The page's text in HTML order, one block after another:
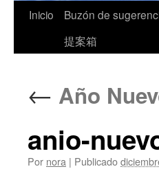
Inicio
Buzón de
提案箱
← Año
anio-
Por nora | Publicado